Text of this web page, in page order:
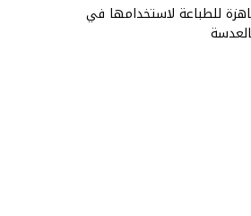
للطباعة لاستخدامها في